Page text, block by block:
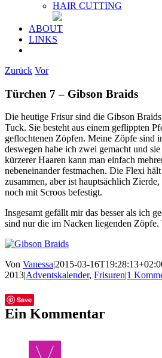
HAIR CUTTING
ABOUT
LINKS
Zurück Vor
Türchen 7 – Gibson Braids
Die heutige Frisur sind die Gibson
Tuck. Sie besteht aus einem geflippten
geflochtenen Zöpfen. Meine Zöpfe sind
deswegen habe ich zwei gemacht und
kürzerer Haaren kann man einfach
nebeneinander festmachen. Die Flexi
zusammen, aber ist hauptsächlich
noch mit Scroos befestigt.
Insgesamt gefällt mir das besser als ich
sind nur die im Nacken liegenden Zöpfe.
Von Vanessa|2015-03-
2013|Adventskalender, Frisuren|1
Facebook
Twitter
Tumblr
Save E-
Mail
Ein Kommentar